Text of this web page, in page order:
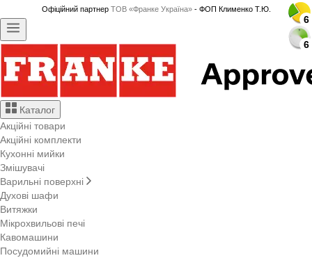
Офіційний партнер ТОВ «Франке Україна»- ФОП Клименко Т.Ю.
Каталог
Акційні товари
Акційні комплекти
Кухонні мийки
Змішувачі
Варильні поверхні
Духові шафи
Витяжки
Мікрохвильові печі
Кавомашини
Посудомийні машини
6
6
6
6
6
6
6
6
6
6
6
6
6
6
6
6
6
6
6
6
6
6
6
6
6
6
6
6